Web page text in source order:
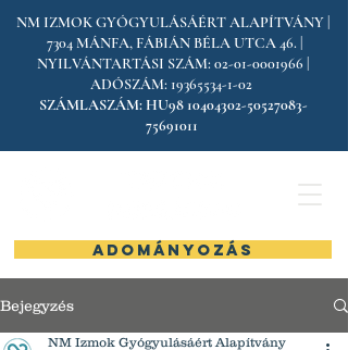
ADOMÁNYOZÁS
NM IZMOK GYÓGYULÁSÁÉRT ALAPÍTVÁNY |
7304 MÁNFA, FÁBIÁN BÉLA UTCA 46. |
NYILVÁNTARTÁSI SZÁM: 02-01-0001966
ADÓSZÁM: 19365534-1-02
SZÁMLASZÁM:HU98 10404302-50527083-
75691011
Bejegyzés
NM Izmok Gyógyulásáért Alapítvány